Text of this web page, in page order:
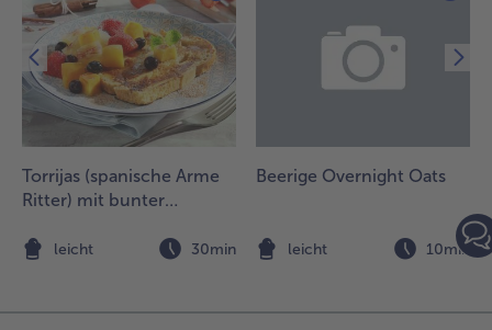
Torrijas (spanische Arme
Ritter) mit bunter
leicht 30min
Beerige Overnight Oats
leicht 10min